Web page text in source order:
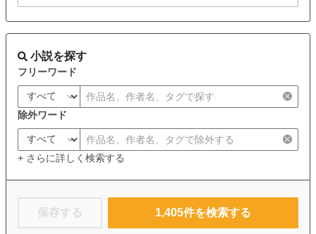
小説を探す
フリーワード
除外ワード
+ さらに詳しく検索する
保存する 1,405件を検索する